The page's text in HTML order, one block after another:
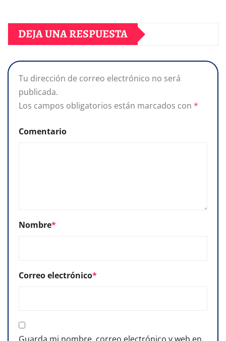
DEJA UNA RESPUESTA
Tu dirección de correo electrónico no será
publicada.
Los campos obligatorios están marcados con *
Comentario
Nombre*
Correo electrónico*